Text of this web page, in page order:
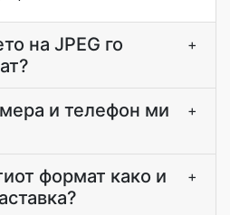
на JPEG го
+
и телефон ми
+
формат како и
+